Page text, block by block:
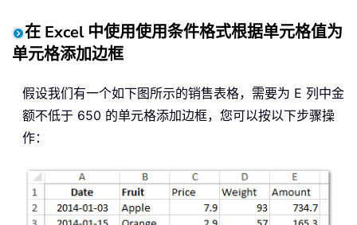
在 Excel 中使用使用条件格式根据单元格值为
单元格添加边框
假设我们有一个如下图所示的销售表格，需要为 E 列中金
额不低于 650 的单元格添加边框，您可以按以下步骤操
作：